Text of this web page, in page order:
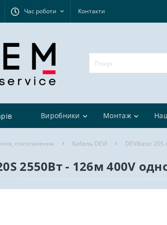
Час роботи Контакти
Виробники Монтаж
сніготанення Кабель DEVI DEVIbasic
2550Вт - 126м 400V